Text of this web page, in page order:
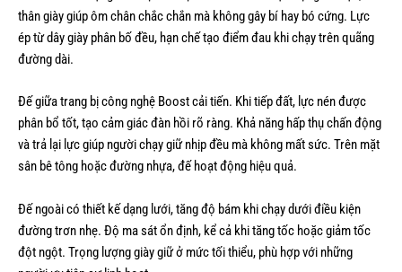
thân giày giúp ôm chân chắc chắn mà không gây bí hay bó cứng. Lực
ép từ dây giày phân bố đều, hạn chế tạo điểm đau khi chạy trên quãng
đường dài.
Đế giữa trang bị công nghệ Boost cải tiến. Khi tiếp đất, lực nén được
phân bổ tốt, tạo cảm giác đàn hồi rõ ràng. Khả năng hấp thụ chấn động
và trả lại lực giúp người chạy giữ nhịp đều mà không mất sức. Trên mặt
sân bê tông hoặc đường nhựa, đế hoạt động hiệu quả.
Đế ngoài có thiết kế dạng lưới, tăng độ bám khi chạy dưới điều kiện
đường trơn nhẹ. Độ ma sát ổn định, kể cả khi tăng tốc hoặc giảm tốc
đột ngột. Trọng lượng giày giữ ở mức tối thiểu, phù hợp với những